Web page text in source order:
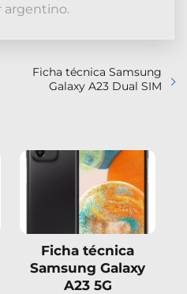
argentino.
Ficha técnica Samsung
Galaxy A23 Dual SIM
Ficha técnica
Samsung Galaxy
A23 5G